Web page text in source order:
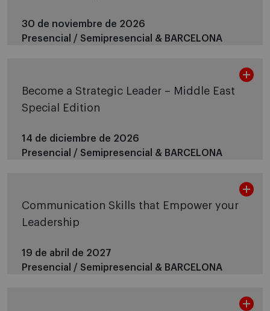
30 de noviembre de 2026
Presencial / Semipresencial & BARCELONA
Become a Strategic Leader – Middle East
Special Edition
14 de diciembre de 2026
Presencial / Semipresencial & BARCELONA
Communication Skills that Empower your
Leadership
19 de abril de 2027
Presencial / Semipresencial & BARCELONA